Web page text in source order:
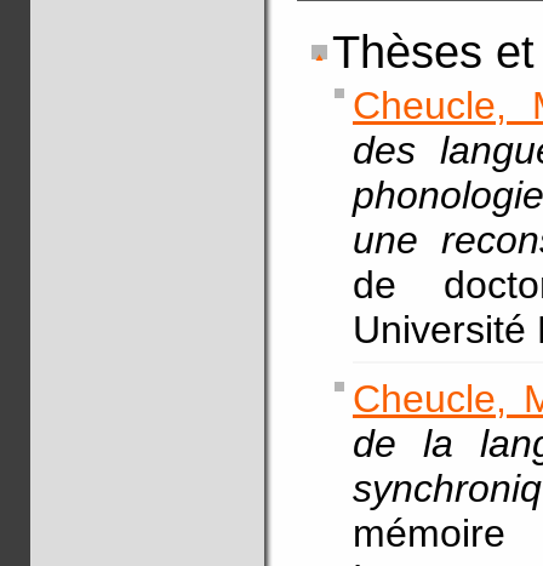
Thèses
Cheucle,
des
une
de
Université
Cheucle,
de la